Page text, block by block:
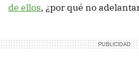
de ellos, ¿por qué no